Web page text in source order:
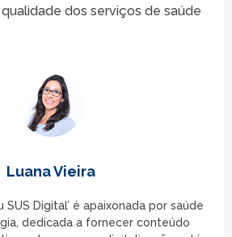
dos serviços de saúde
Luana Vieira
SUS Digital’ é apaixonada por saúde
dedicada a fornecer conteúdo